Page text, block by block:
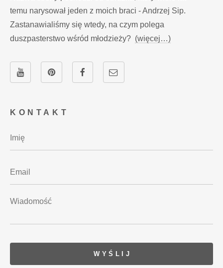
KONTAKT
temu narysował jeden z moich braci - Andrzej Sip.
Zastanawialiśmy się wtedy, na czym polega
duszpasterstwo wśród młodzieży? (więcej…)